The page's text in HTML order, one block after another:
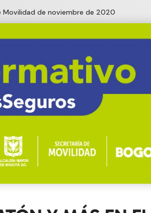
Movilidad de noviembre de 2020